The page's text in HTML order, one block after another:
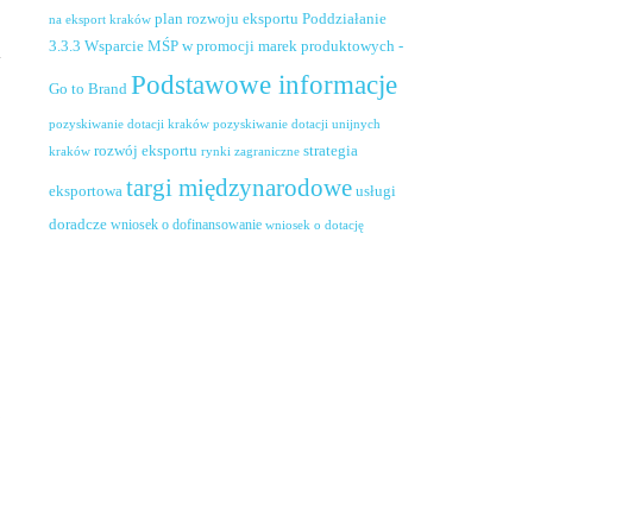
na eksport kraków plan rozwoju eksportu Poddziałanie
3.3.3 Wsparcie MŚP w promocji marek produktowych -
Go to Brand Podstawowe informacje
pozyskiwanie dotacji kraków pozyskiwanie dotacji unijnych
kraków rozwój eksportu rynki zagraniczne strategia
eksportowa targi międzynarodowe usługi
doradcze wniosek o dofinansowanie wniosek o dotację